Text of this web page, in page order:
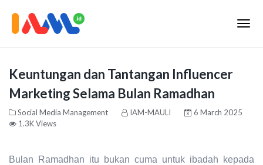
Keuntungan dan Tantangan Influencer
Marketing Selama Bulan Ramadhan
Social Media Management IAM-MAULI
6 March 2025
1.3K Views
Bulan Ramadhan itu bukan cuma untuk ibadah kepada